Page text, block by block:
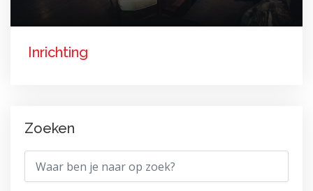
Inrichting
Zoeken